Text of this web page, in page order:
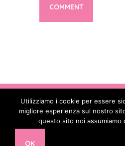
Copyright © 2017 - 2026.
Reserved - Codice
Partita IVA: 16478391002 -
Utilizziamo i cookie per essere
migliore esperienza sul nostro
questo sito noi assumiamo
OK